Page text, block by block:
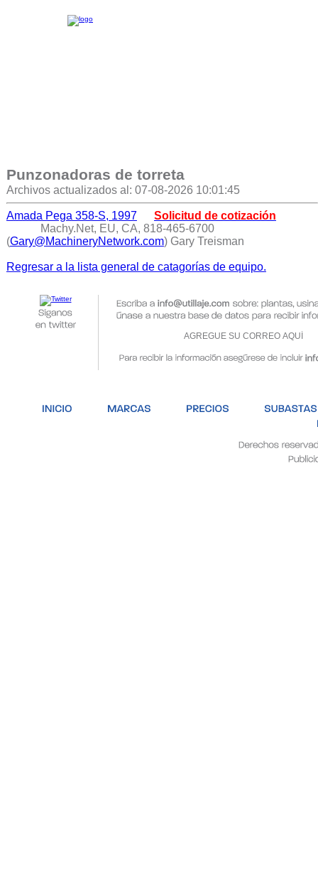
Punzonadoras de torreta
Archivos actualizados al: 07-08-2026 10:01:45
Amada Pega 358-S, 1997
Solicitud de cotización
Machy.Net, EU, CA, 818-465-6700
(Gary@MachineryNetwork.com) Gary Treisman
Regresar a la lista general de catagorías de equipo.